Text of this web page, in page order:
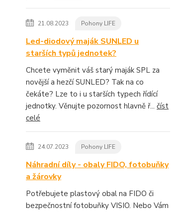
21.08.2023 Pohony LIFE
Led-diodový maják SUNLED u
starších typů jednotek?
Chcete vyměnit váš starý maják SPL za
novější a hezčí SUNLED? Tak na co
čekáte? Lze to i u starších typech řídící
jednotky. Věnujte pozornost hlavně ř... číst
celé
24.07.2023 Pohony LIFE
Náhradní díly - obaly FIDO, fotobuňky
a žárovky
Potřebujete plastový obal na FIDO či
bezpečnostní fotobuňky VISIO. Nebo Vám